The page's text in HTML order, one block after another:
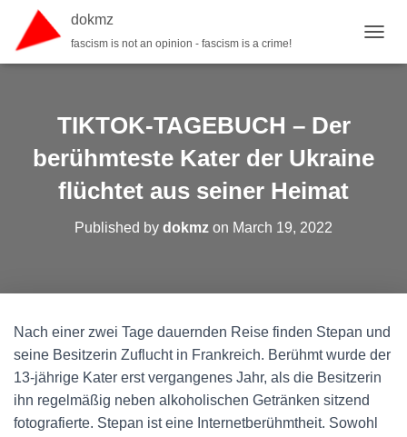
dokmz
fascism is not an opinion - fascism is a crime!
TIKTOK-TAGEBUCH – Der
berühmteste Kater der Ukraine
flüchtet aus seiner Heimat
Published by dokmz on March 19, 2022
Nach einer zwei Tage dauernden Reise finden Stepan und
seine Besitzerin Zuflucht in Frankreich. Berühmt wurde der
13-jährige Kater erst vergangenes Jahr, als die Besitzerin
ihn regelmäßig neben alkoholischen Getränken sitzend
fotografierte. Stepan ist eine Internetberühmtheit. Sowohl